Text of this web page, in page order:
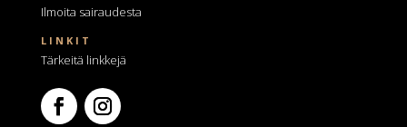
Ilmoita sairaudesta
LINKIT
Tärkeitä linkkejä